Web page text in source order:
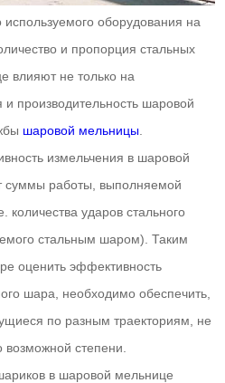
используемого оборудования на
и пропорция стальных
влияют не только на
производительность шаровой
шаровой мельницы
измельчения в шаровой
суммы работы, выполняемой
ударов стального
стальным шаром). Таким
оценить эффективность
шара, необходимо обеспечить,
по разным траекториям, не
возможной степени.
в шаровой мельнице